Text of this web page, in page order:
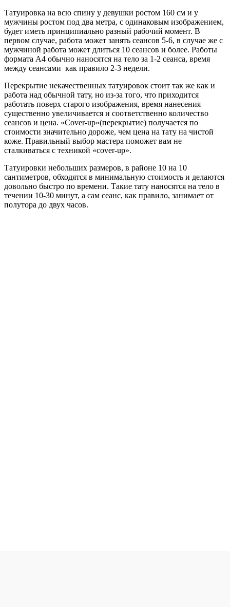
Татуировка на всю спину у девушки ростом 160 см и у
мужчины ростом под два метра, с одинаковым изображением,
будет иметь принципиально разный рабочий момент. В
первом случае, работа может занять сеансов 5-6, в случае же с
мужчиной работа может длиться 10 сеансов и более. Работы
формата А4 обычно наносятся на тело за 1-2 сеанса, время
между сеансами как правило 2-3 недели.
Перекрытие некачественных татуировок стоит так же как и
работа над обычной тату, но из-за того, что приходится
работать поверх старого изображения, время нанесения
существенно увеличивается и соответственно количество
сеансов и цена. «Сover-up»(перекрытие) получается по
стоимости значительно дороже, чем цена на тату на чистой
коже. Правильный выбор мастера поможет вам не
сталкиваться с техникой «cover-up».
Татуировки небольших размеров, в районе 10 на 10
сантиметров, обходятся в минимальную стоимость и делаются
довольно быстро по времени. Такие тату наносятся на тело в
течении 10-30 минут, а сам сеанс, как правило, занимает от
полутора до двух часов.